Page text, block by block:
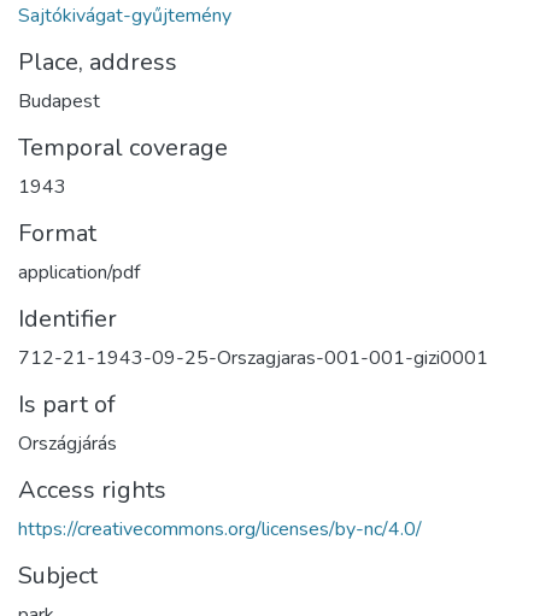
Sajtókivágat-gyűjtemény
Place, address
Budapest
Temporal coverage
1943
Format
application/pdf
Identifier
712-21-1943-09-25-Orszagjaras-001-001-gizi0001
Is part of
Országjárás
Access rights
https://creativecommons.org/licenses/by-nc/4.0/
Subject